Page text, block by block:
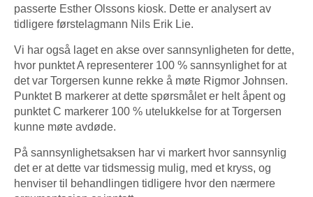
passerte Esther Olssons kiosk. Dette er analysert av
tidligere førstelagmann Nils Erik Lie.
Vi har også laget en akse over sannsynligheten for dette,
hvor punktet A representerer 100 % sannsynlighet for at
det var Torgersen kunne rekke å møte Rigmor Johnsen.
Punktet B markerer at dette spørsmålet er helt åpent og
punktet C markerer 100 % utelukkelse for at Torgersen
kunne møte avdøde.
På sannsynlighetsaksen har vi markert hvor sannsynlig
det er at dette var tidsmessig mulig, med et kryss, og
henviser til behandlingen tidligere hvor den nærmere